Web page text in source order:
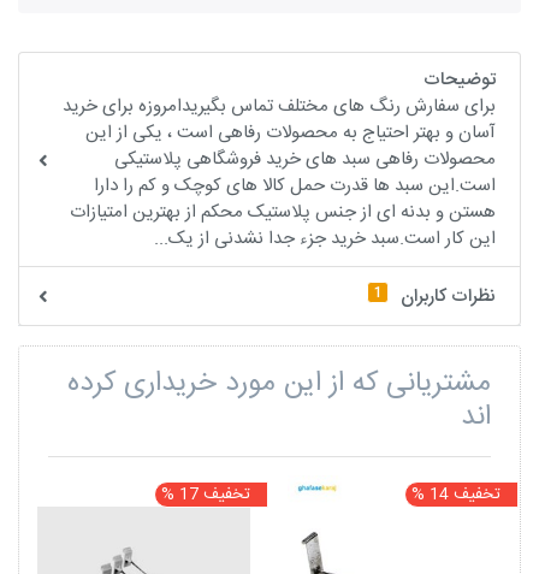
توضیحات
برای سفارش رنگ های مختلف تماس بگیریدامروزه برای خرید
آسان و بهتر احتیاج به محصولات رفاهی است ، یکی از این
محصولات رفاهی سبد های خرید فروشگاهی پلاستیکی
است.این سبد ها قدرت حمل کالا های کوچک و کم را دارا
هستن و بدنه ای از جنس پلاستیک محکم از بهترین امتیازات
این کار است.سبد خرید جزء جدا نشدنی از یک...
نظرات کاربران
1
مشتریانی که از این مورد خریداری کرده
اند
تخفیف 14 % تخفیف 17 %